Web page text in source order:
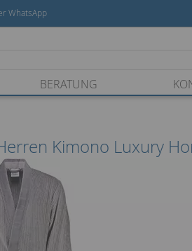
WhatsApp
BERATUNG
Kimono Luxury